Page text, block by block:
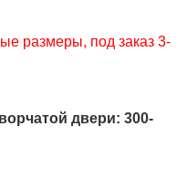
размеры, под заказ 3-
двери: 300-